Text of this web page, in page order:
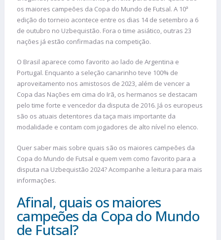
os maiores campeões da Copa do Mundo de Futsal. A 10ª
edição do torneio acontece entre os dias 14 de setembro a 6
de outubro no Uzbequistão. Fora o time asiático, outras 23
nações já estão confirmadas na competição.
O Brasil aparece como favorito ao lado de Argentina e
Portugal. Enquanto a seleção canarinho teve 100% de
aproveitamento nos amistosos de 2023, além de vencer a
Copa das Nações em cima do Irã, os hermanos se destacam
pelo time forte e vencedor da disputa de 2016. Já os europeus
são os atuais detentores da taça mais importante da
modalidade e contam com jogadores de alto nível no elenco.
Quer saber mais sobre quais são os maiores campeões da
Copa do Mundo de Futsal e quem vem como favorito para a
disputa na Uzbequistão 2024? Acompanhe a leitura para mais
informações.
Afinal, quais os maiores
campeões da Copa do Mundo
de Futsal?